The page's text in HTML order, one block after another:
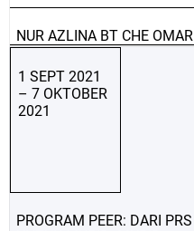
NUR AZLINA BT CHE OMAR
1 SEPT 2021
– 7 OKTOBER
2021
PROGRAM PEER: DARI PRS